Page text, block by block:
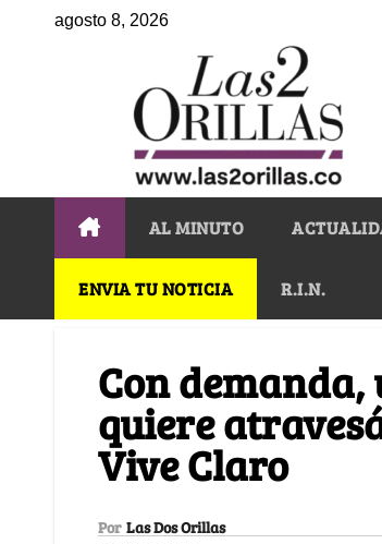
agosto 8, 2026
AL MINUTO
ENVIA TU NOTICIA R.I.N.
Con demanda,
quiere
Vive Claro
Por Las Dos Orillas